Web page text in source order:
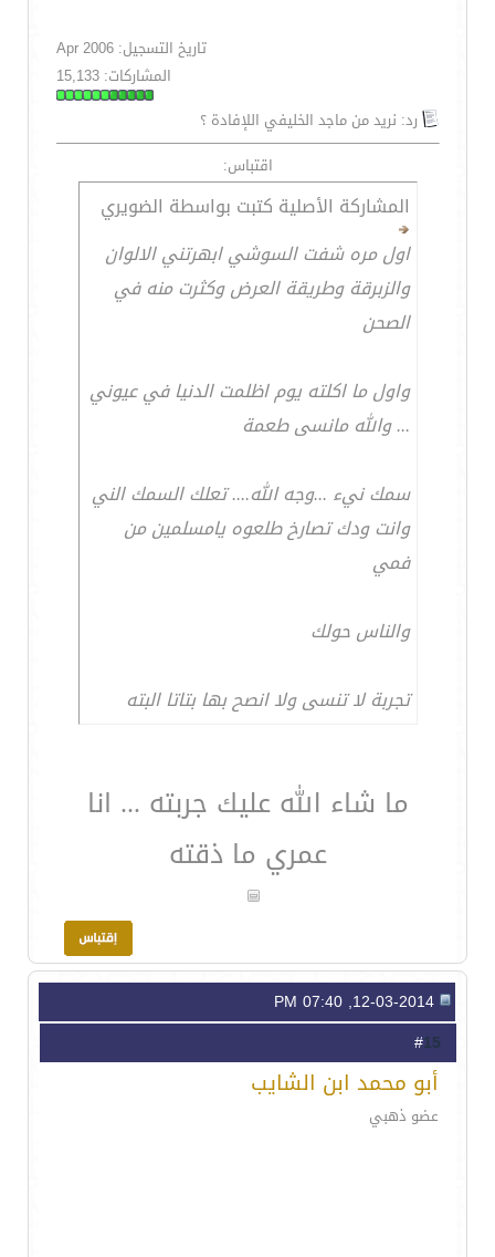
تاريخ التسجيل: Apr 2006
المشاركات: 15,133
رد: نريد من ماجد الخليفي اللإفادة ؟
اقتباس:
المشاركة الأصلية كتبت بواسطة الضويري
اول مره شفت السوشي ابهرتني الالوان
والزبرقة وطريقة العرض وكثرت منه في
الصحن
واول ما اكلته يوم اظلمت الدنيا في عيوني
... والله مانسى طعمة
سمك نيء ...وجه الله.... تعلك السمك الني
وانت ودك تصارخ طلعوه يامسلمين من
فمي
والناس حولك
تجربة لا تنسى ولا انصح بها بتاتا البته
ما شاء الله عليك جربته ... انا
عمري ما ذقته
15
أبو محمد ابن الشايب
عضو ذهبي